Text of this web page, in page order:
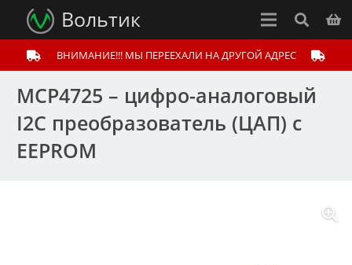
Вольтик
ВНИМАНИЕ!!! МЫ ПЕРЕЕХАЛИ НА ДРУГОЙ АДРЕС
MCP4725 – цифро-аналоговый
I2C преобразователь (ЦАП) с
EEPROM